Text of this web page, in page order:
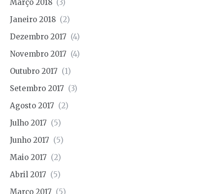
Março 2018 (3)
Janeiro 2018 (2)
Dezembro 2017 (4)
Novembro 2017 (4)
Outubro 2017 (1)
Setembro 2017 (3)
Agosto 2017 (2)
Julho 2017 (5)
Junho 2017 (5)
Maio 2017 (2)
Abril 2017 (5)
Março 2017 (5)